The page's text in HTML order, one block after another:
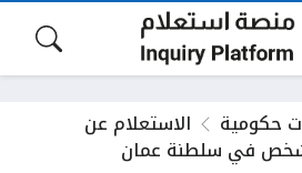
حكومية الاستعلام عن
لشخص في سلطنة عمان